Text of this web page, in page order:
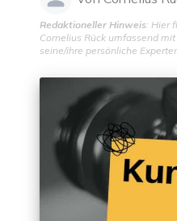
Redaktioneller Hinweis: Hier
Cornelius Rück umfassend
seine/ihre persönliche